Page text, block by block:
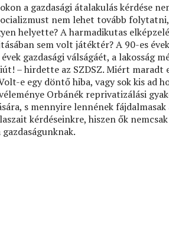
a gazdasági átalakulás kérdése
nem lehet tovább
helyette? A harmadikutas
sem volt játéktér? A 90-es
gazdasági válságáét, a lakosság
– hirdette az SZDSZ. Miért maradt
e egy döntő hiba, vagy sok kis ad
Orbánék reprivatizálási
s mennyire lennének fájdalmasak
kérdéseinkre, hiszen ők